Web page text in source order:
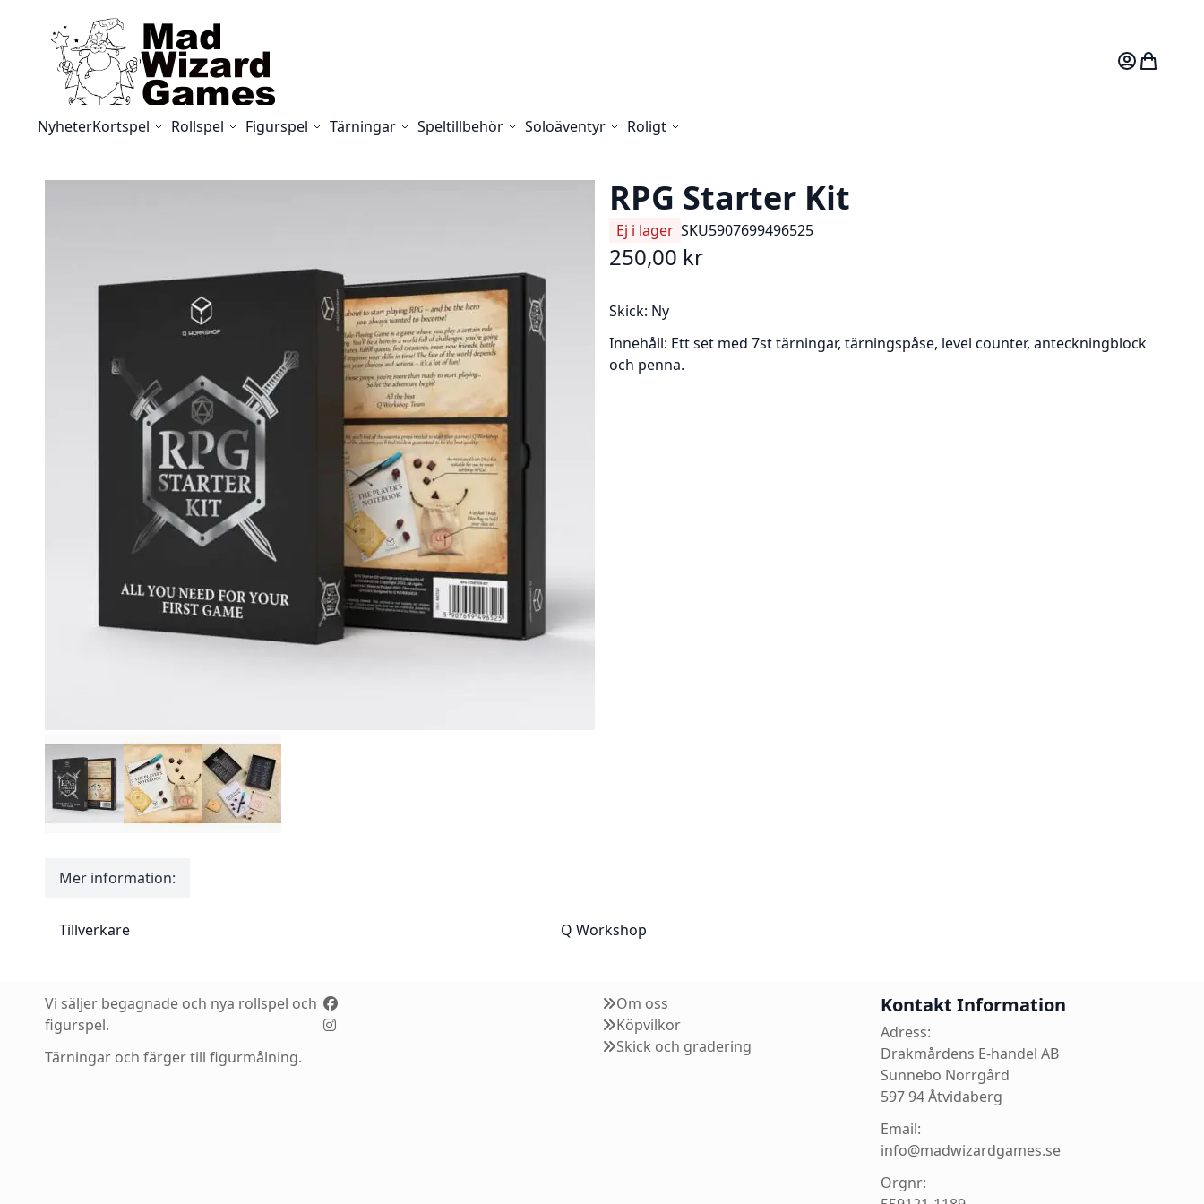
Skip to Content
Mitt konto
NyheterKortspel Rollspel Figurspel Tärningar Speltillbehör Soloäventyr Roligt
RPG Starter Kit
Ej i lager SKU5907699496525
250,00 kr
Skick: Ny
Innehåll: Ett set med 7st tärningar, tärningspåse, level counter, anteckningblock
och penna.
Mer information:
Tillverkare Q Workshop
Vi säljer begagnade och nya rollspel och
figurspel.
Tärningar och färger till figurmålning.
Om oss
Köpvilkor
Skick och gradering
Kontakt Information
Adress:
Drakmårdens E-handel AB
Sunnebo Norrgård
597 94 Åtvidaberg
Email:
info@madwizardgames.se
Orgnr: